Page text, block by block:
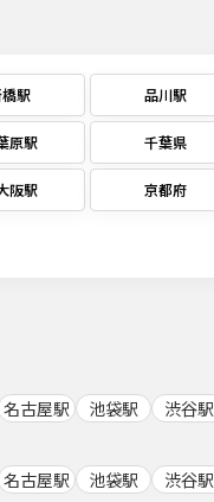
駅 品川駅
原駅 千葉県
阪駅 京都府
名古屋駅 池袋駅 渋谷駅
名古屋駅 池袋駅 渋谷駅